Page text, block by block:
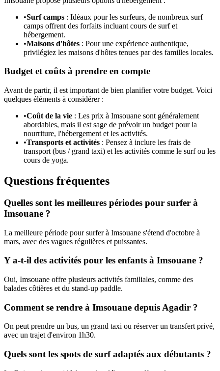
•Surf camps : Idéaux pour les surfeurs, de nombreux surf
camps offrent des forfaits incluant cours de surf et
hébergement.
•Maisons d'hôtes : Pour une expérience authentique,
privilégiez les maisons d'hôtes tenues par des familles locales.
Budget et coûts à prendre en compte
Avant de partir, il est important de bien planifier votre budget. Voici
quelques éléments à considérer :
•Coût de la vie : Les prix à Imsouane sont généralement
abordables, mais il est sage de prévoir un budget pour la
nourriture, l'hébergement et les activités.
•Transports et activités : Pensez à inclure les frais de
transport (bus / grand taxi) et les activités comme le surf ou les
cours de yoga.
Questions fréquentes
Quelles sont les meilleures périodes pour surfer à
Imsouane ?
La meilleure période pour surfer à Imsouane s'étend d'octobre à
mars, avec des vagues régulières et puissantes.
Y a-t-il des activités pour les enfants à Imsouane ?
Oui, Imsouane offre plusieurs activités familiales, comme des
balades côtières et du stand-up paddle.
Comment se rendre à Imsouane depuis Agadir ?
On peut prendre un bus, un grand taxi ou réserver un transfert privé,
avec un trajet d'environ 1h30.
Quels sont les spots de surf adaptés aux débutants ?